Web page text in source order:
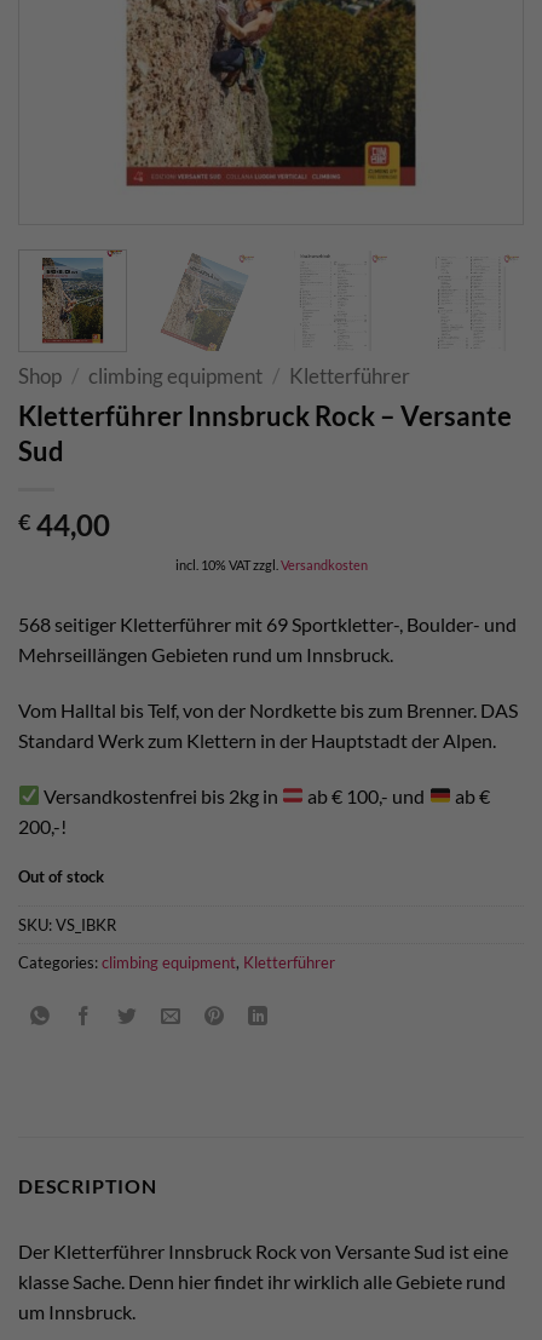
Shop / climbing equipment / Kletterführer
Kletterführer Innsbruck Rock – Versante
Sud
€ 44,00
incl. 10% VATzzgl. Versandkosten
568 seitiger Kletterführer mit 69 Sportkletter-, Boulder- und
Mehrseillängen Gebieten rund um Innsbruck.
Vom Halltal bis Telf, von der Nordkette bis zum Brenner. DAS
Standard Werk zum Klettern in der Hauptstadt der Alpen.
Versandkostenfrei bis 2kg in ab € 100,- und
ab €
200,-!
Out of stock
SKU:VS_IBKR
Categories:climbing equipment, Kletterführer
DESCRIPTION
Der Kletterführer Innsbruck Rock von Versante Sud ist eine
klasse Sache. Denn hier findet ihr wirklich alle Gebiete rund
um Innsbruck.